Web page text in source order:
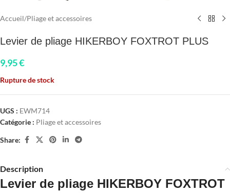
Accueil/Pliage et accessoires
Levier de pliage HIKERBOY FOXTROT PLUS
9,95€
Rupture de stock
UGS : EWM714
Catégorie : Pliage et accessoires
Share:
Description
Levier de pliage HIKERBOY FOXTROT